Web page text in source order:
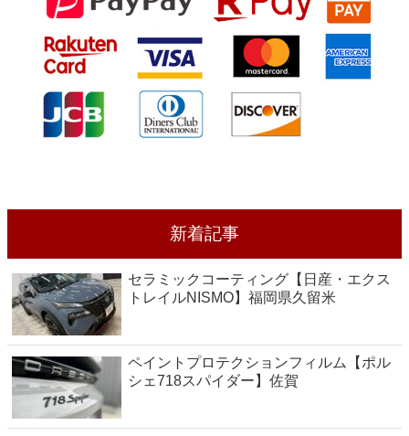
新着記事
セラミックコーティング【日産・エクス
トレイルNISMO】福岡県久留米
ペイントプロテクションフィルム【ポル
シェ718スパイダー】佐賀